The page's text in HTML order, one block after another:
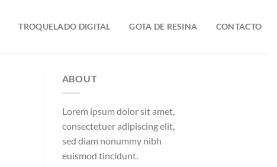
TROQUELADO DIGITAL GOTA DE RESINA CONTACTO
ABOUT
Lorem ipsum dolor sit amet,
consectetuer adipiscing elit,
sed diam nonummy nibh
euismod tincidunt.